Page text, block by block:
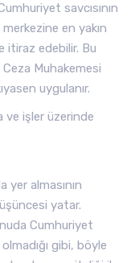
savcısının
en yakın
itiraz edebilir. Bu
Muhakemesi
uygulanır.
ve işler üzerinde
yer almasının
yatar.
Cumhuriyet
gibi, böyle